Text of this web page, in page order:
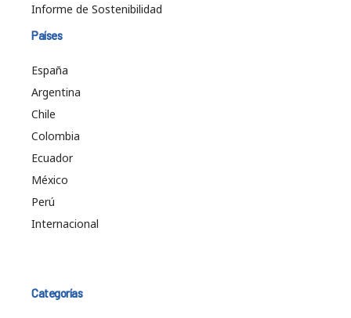
Informe de Sostenibilidad
Países
España
Argentina
Chile
Colombia
Ecuador
México
Perú
Internacional
Categorías